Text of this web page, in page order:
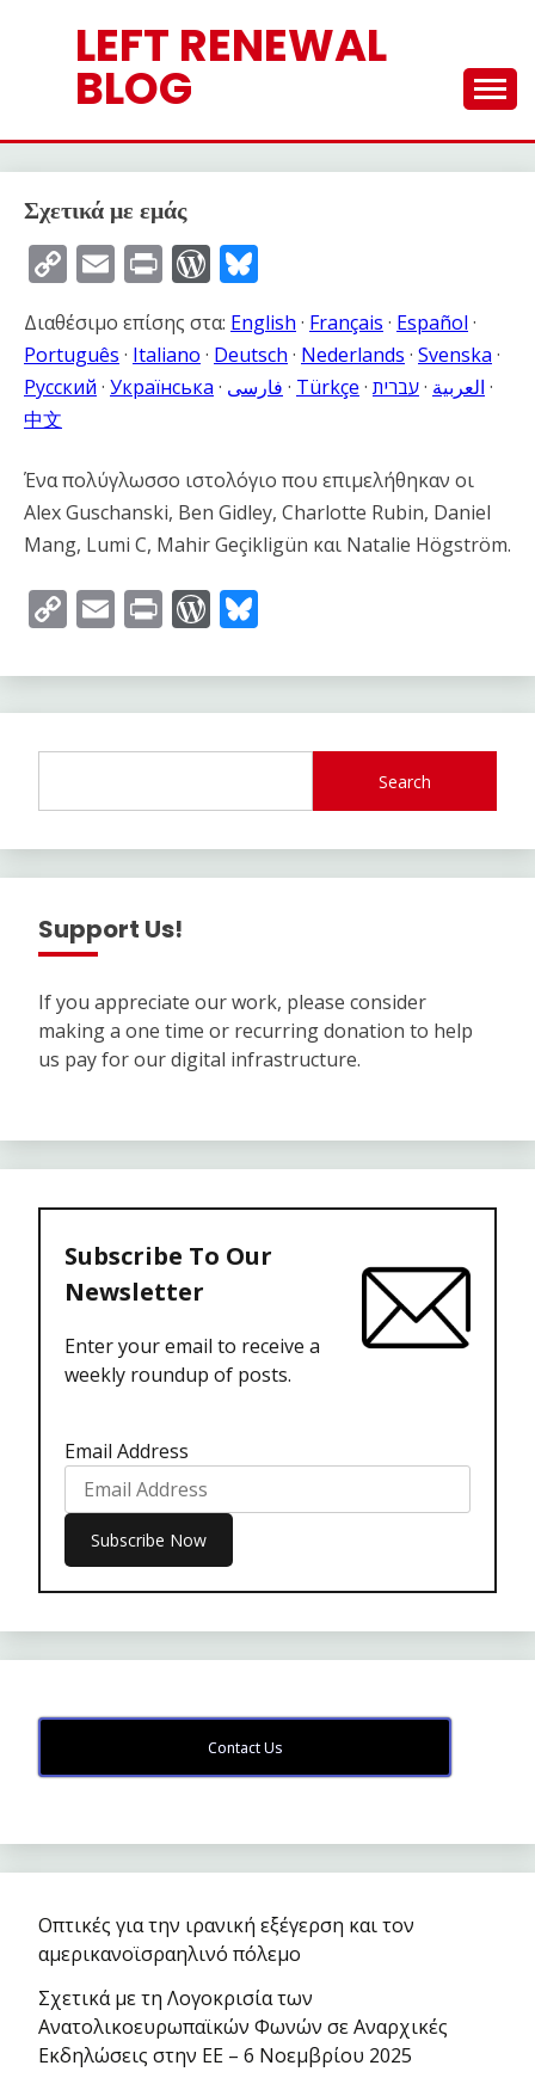
LEFT RENEWAL
BLOG
Σχετικά με εμάς
Copy
Link
EmailPrintWordPress
Διαθέσιμο επίσης στα: English · Français · Español ·
Português · Italiano · Deutsch · Nederlands · Svenska ·
Русский · Українська · فارسی · Türkçe · العربية ·עברית
·
中文
Ένα πολύγλωσσο ιστολόγιο που επιμελήθηκαν οι
Alex Guschanski, Ben Gidley, Charlotte Rubin, Daniel
Mang, Lumi C, Mahir Geçikligün και Natalie Högström.
CopyEmailPrintWordPress
Search
Support Us!
If you appreciate our work, please consider
making a one time or recurring donation to help
us pay for our digital infrastructure.
Subscribe To Our
Newsletter
Enter your email to receive a
weekly roundup of posts.
Email Address
Contact Us
Οπτικές για την ιρανική εξέγερση και τον
αμερικανοϊσραηλινό πόλεμο
Σχετικά με τη Λογοκρισία των
Ανατολικοευρωπαϊκών Φωνών σε Αναρχικές
Εκδηλώσεις στην ΕΕ – 6 Νοεμβρίου 2025